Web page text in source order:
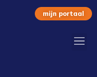
mijn portaal